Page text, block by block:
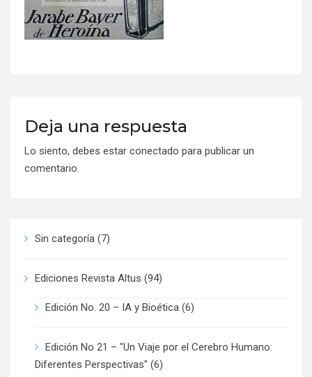
Deja una respuesta
Lo siento, debes estar conectado para publicar un
comentario.
Sin categoría (7)
Ediciones Revista Altus (94)
Edición No. 20 – IA y Bioética (6)
Edición No 21 – "Un Viaje por el Cerebro Humano:
Diferentes Perspectivas" (6)